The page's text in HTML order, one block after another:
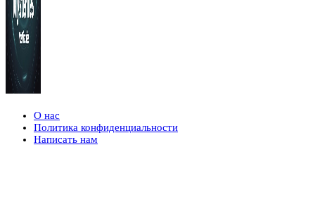
О нас
Политика конфиденциальности
Написать нам